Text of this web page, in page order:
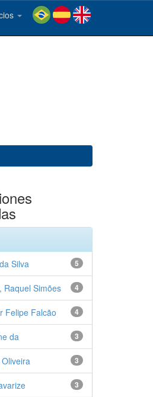
5
Silva
4
Raquel Simões
4
Felipe Falcão
3
da
3
3